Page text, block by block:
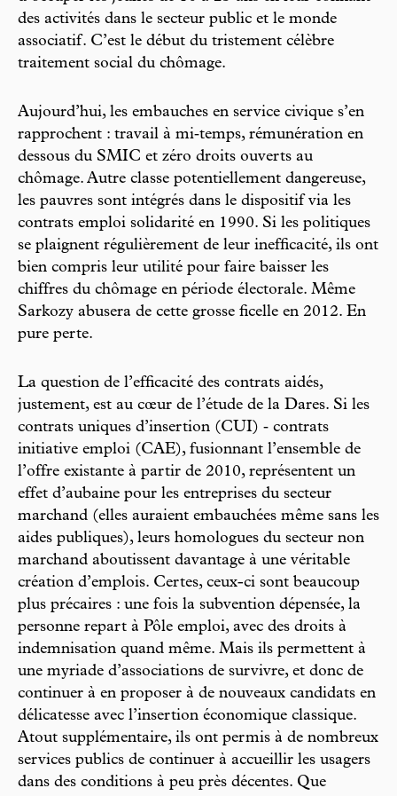
des activités dans le secteur public et le monde
associatif. C’est le début du tristement célèbre
traitement social du chômage.
Aujourd’hui, les embauches en service civique s’en
rapprochent : travail à mi‑­temps, rémunération en
dessous du SMIC et zéro droits ouverts au
chômage. Autre classe potentiellement dangereuse,
les pauvres sont intégrés dans le dispositif via les
contrats emploi solidarité en 1990. Si les politiques
se plaignent régulièrement de leur inefficacité, ils ont
bien compris leur utilité pour faire baisser les
chiffres du chômage en période électorale. Même
Sarkozy abusera de cette grosse ficelle en 2012. En
pure perte.
La question de l’efficacité des contrats aidés,
justement, est au cœur de l’étude de la Dares. Si les
contrats uniques d’insertion (CUI) ‑­ contrats
initiative emploi (CAE), fusionnant l’ensemble de
l’offre existante à partir de 2010, représentent un
effet d’aubaine pour les entreprises du secteur
marchand (elles auraient embauchées même sans les
aides publiques), leurs homologues du secteur non
marchand aboutissent davantage à une véritable
création d’emplois. Certes, ceux-ci sont beaucoup
plus précaires : une fois la subvention dépensée, la
personne repart à Pôle emploi, avec des droits à
indemnisation quand même. Mais ils permettent à
une myriade d’associations de survivre, et donc de
continuer à en proposer à de nouveaux candidats en
délicatesse avec l’insertion économique classique.
Atout supplémentaire, ils ont permis à de nombreux
services publics de continuer à accueillir les usagers
dans des conditions à peu près décentes. Que